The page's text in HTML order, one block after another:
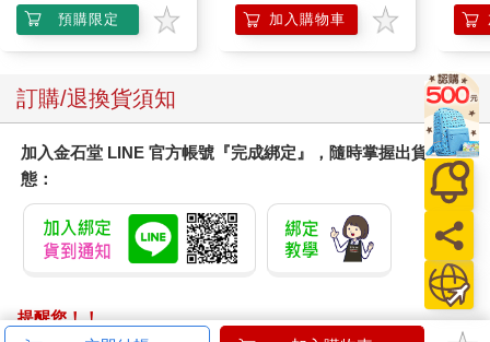
預購限定 加入購物車
訂購/退換貨須知
加入金石堂 LINE 官方帳號『完成綁定』，隨時掌握出貨動
態：
提醒您！！